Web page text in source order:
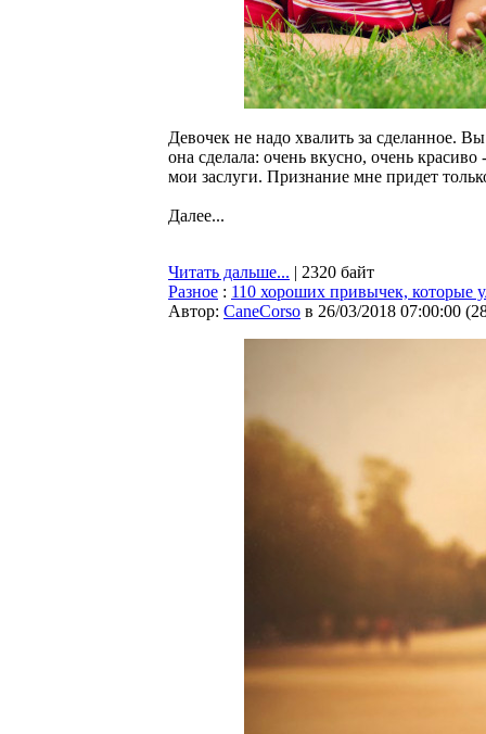
Девочек не надо хвалить за сделанное.
она сделала: очень вкусно, очень
мои заслуги. Признание мне придет
Далее...
Читать дальше... | 2320 байт
Разное : 110 хороших привычек, которые
Автор: CaneCorso в 26/03/2018 07:00:00 (